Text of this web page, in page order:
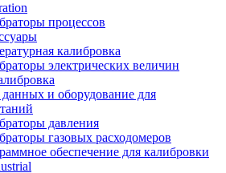
процессов
калибровка
электрических величин
и оборудование для
давления
газовых расходомеров
обеспечение для калибровки